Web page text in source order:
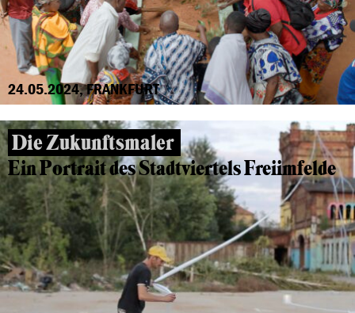
24.05.2024, FRANKFURT
Die Zukunftsmaler
Ein Portrait des Stadtviertels Freiimfelde